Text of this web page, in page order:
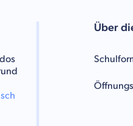
Über